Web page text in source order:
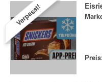
Verpasst!